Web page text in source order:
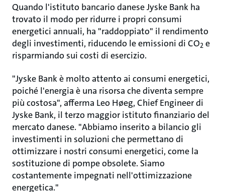
Quando l'istituto bancario danese Jyske Bank ha
trovato il modo per ridurre i propri consumi
energetici annuali, ha "raddoppiato" il rendimento
degli investimenti, riducendo le emissioni di CO2 e
risparmiando sui costi di esercizio.
"Jyske Bank è molto attento ai consumi energetici,
poiché l'energia è una risorsa che diventa sempre
più costosa", afferma Leo Høeg, Chief Engineer di
Jyske Bank, il terzo maggior istituto finanziario del
mercato danese. "Abbiamo inserito a bilancio gli
investimenti in soluzioni che permettano di
ottimizzare i nostri consumi energetici, come la
sostituzione di pompe obsolete. Siamo
costantemente impegnati nell'ottimizzazione
energetica."